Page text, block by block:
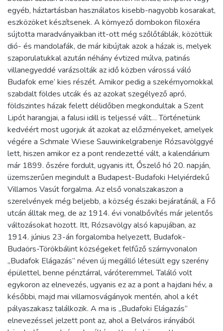
egyéb, háztartásban használatos kisebb-nagyobb kosarakat,
eszközöket készítsenek. A környező dombokon filoxéra
sújtotta maradványaikban itt-ott még szőlőtáblák, közöttük
dió- és mandolafák, de már kibújtak azok a házak is, melyek
szaporulatukkal azután néhány évtized múlva, patinás
villanegyeddé varázsolták az idő közben várossá váló
Budafok eme’ kies részét. Amikor pedig a szekérnyomokkal
szabdalt földes utcák és az azokat szegélyező apró,
földszintes házak felett délidőben megkondultak a Szent
Lipót harangjai, a falusi idill is teljessé vált… Történetünk
kedvéért most ugorjuk át azokat az előzményeket, amelyek
végére a Schmale Wiese Sauwinkelgrabenje Rózsavölggyé
lett, hiszen amikor ez a pont rendezetté vált, a kalendárium
már 1899. őszére fordult, ugyanis itt, Őszelő hó 20. napján,
üzemszerűen megindult a Budapest-Budafoki Helyiérdekű
Villamos Vasút forgalma. Az első vonalszakaszon a
szerelvények még beljebb, a község északi bejáratánál, a Fő
utcán álltak meg, de az 1914. évi vonalbővítés már jelentős
változásokat hozott. Itt, Rózsavölgy alsó kapujában, az
1914. június 23-án forgalomba helyezett, Budafok-
Budaörs-Törökbálint községeket felfűző szárnyvonalon
„Budafok Elágazás” néven új megálló létesült egy szerény
épülettel, benne pénztárral, váróteremmel. Találó volt
egykoron az elnevezés, ugyanis ez az a pont a hajdani hév, a
későbbi, majd mai villamosvágányok mentén, ahol a két
pályaszakasz találkozik. A ma is „Budafoki Elágazás”
elnevezéssel jelzett pont az, ahol a Belváros irányából